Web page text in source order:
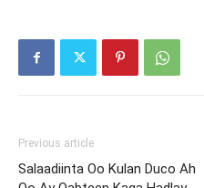
Previous article
Salaadiinta Oo Kulan Duco Ah